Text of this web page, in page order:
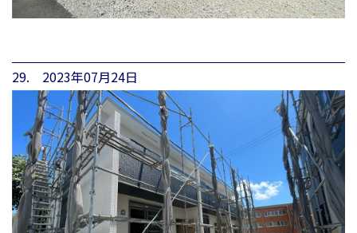
29. 2023年07月24日